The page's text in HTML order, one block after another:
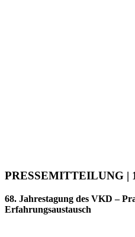
PRESSEMITTEILUNG |
68. Jahrestagung des VKD –
Erfahrungsaustausch